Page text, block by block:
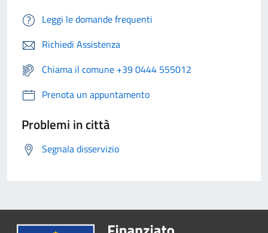
Leggi le domande frequenti
Richiedi Assistenza
Chiama il comune +39 0444 555012
Prenota un appuntamento
Problemi in città
Segnala disservizio